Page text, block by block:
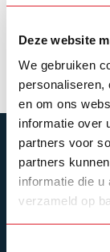
Deze website
We gebruiken
personaliseren,
en om ons
informatie over
partners voor
partners
informatie die u
verzameld op
Stay up to